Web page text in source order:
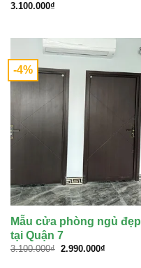
3.100.000₫
-4%
Mẫu cửa phòng ngủ đẹp
tại Quận 7
3.100.000₫ Giá
2.990.000₫Giá